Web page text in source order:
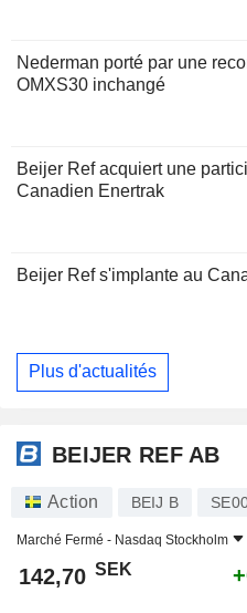
Nederman porté par une
OMXS30 inchangé
Beijer Ref acquiert une
Canadien Enertrak
Beijer Ref s'implante au
Plus d'actualités
BEIJER REF AB
Action BEIJ B
Marché Fermé - Nasdaq Stockholm
142,70 SEK